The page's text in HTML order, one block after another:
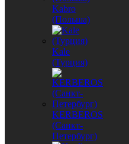
Kabro
(Польша)
Kale
(Турция)
KERBEROS
(Санкт-
Петербург)